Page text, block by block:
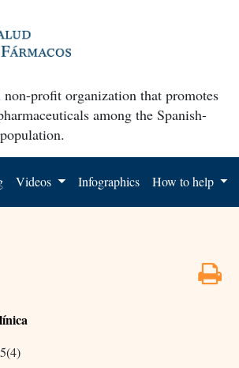
profit organization that promotes
among the Spanish-
Videos Infographics How to help